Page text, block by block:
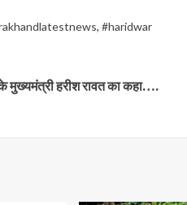
, #haridwar
मुख्यमंत्री हरीश रावत का कहा….